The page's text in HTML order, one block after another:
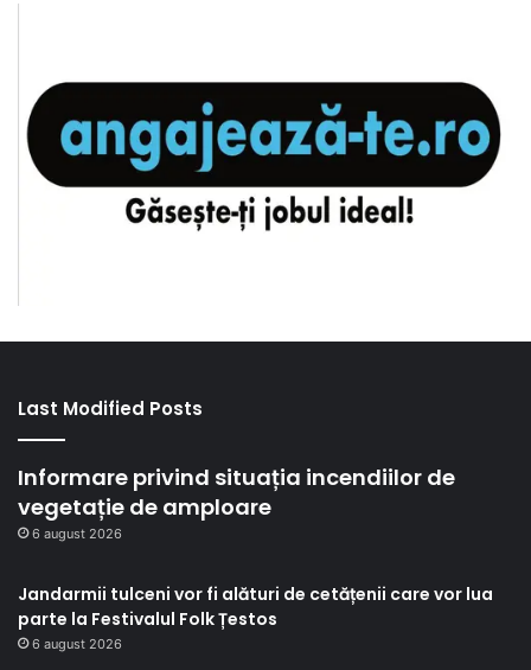
Last Modified Posts
Informare privind situația incendiilor de
vegetație de amploare
6 august 2026
Jandarmii tulceni vor fi alături de cetățenii care vor lua
parte la Festivalul Folk Țestos
6 august 2026